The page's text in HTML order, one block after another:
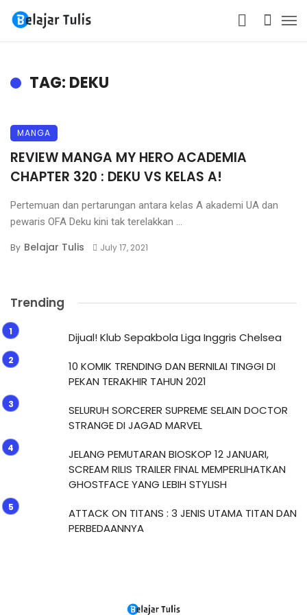
TAG: DEKU
MANGA
REVIEW MANGA MY HERO ACADEMIA
CHAPTER 320 : DEKU VS KELAS A!
Pertemuan dan pertarungan antara kelas A akademi UA dan
pewaris OFA Deku kini tak terelakkan ...
By Belajar Tulis July 17, 2021
Trending
Dijual! Klub Sepakbola Liga Inggris Chelsea
10 KOMIK TRENDING DAN BERNILAI TINGGI DI
PEKAN TERAKHIR TAHUN 2021
SELURUH SORCERER SUPREME SELAIN DOCTOR
STRANGE DI JAGAD MARVEL
JELANG PEMUTARAN BIOSKOP 12 JANUARI,
SCREAM RILIS TRAILER FINAL MEMPERLIHATKAN
GHOSTFACE YANG LEBIH STYLISH
ATTACK ON TITANS : 3 JENIS UTAMA TITAN DAN
PERBEDAANNYA